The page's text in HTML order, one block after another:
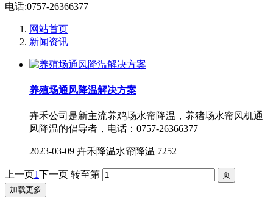
电话:0757-26366377
网站首页
新闻资讯
养殖场通风降温解决方案
卉禾公司是新主流养鸡场水帘降温，养猪场水帘风机通
风降温的倡导者，电话：0757-26366377
2023-03-09 卉禾降温水帘降温 7252
上一页1下一页 转至第
加载更多